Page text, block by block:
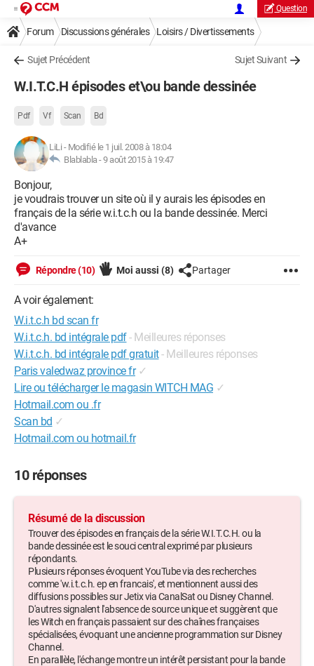
Question
Forum Discussions générales Loisirs / Divertissements
Sujet Précédent Sujet Suivant
W.I.T.C.H épisodes et\ou bande dessinée
Pdf Vf Scan Bd
LiLi - Modifié le 1 juil. 2008 à 18:04
Blablabla -9 août 2015 à 19:47
Bonjour,
je voudrais trouver un site où il y aurais les épisodes en
français de la série w.i.t.c.h ou la bande dessinée. Merci
d'avance
A+
Répondre (10) Moi aussi (8) Partager
A voir également:
W.i.t.c.h bd scan fr
W.i.t.c.h. bd intégrale pdf- Meilleures réponses
W.i.t.c.h. bd intégrale pdf gratuit- Meilleures réponses
Paris valedwaz province fr ✓
Lire ou télécharger le magasin WITCH MAG ✓
Hotmail.com ou .fr
Scan bd ✓
Hotmail.com ou hotmail.fr
10 réponses
Résumé de la discussion
Trouver des épisodes en français de la série W.I.T.C.H. ou la
bande dessinée est le souci central exprimé par plusieurs
répondants.
Plusieurs réponses évoquent YouTube via des recherches
comme 'w.i.t.c.h. ep en francais', et mentionnent aussi des
diffusions possibles sur Jetix via CanalSat ou Disney Channel.
D'autres signalent l'absence de source unique et suggèrent que
les Witch en français passaient sur des chaînes françaises
spécialisées, évoquant une ancienne programmation sur Disney
Channel.
En parallèle, l'échange montre un intérêt persistant pour la bande